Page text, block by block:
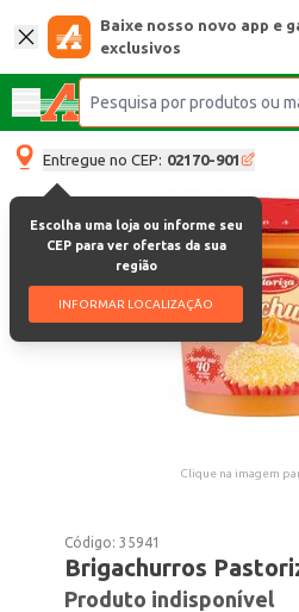
Baixe nosso novo app e
exclusivos
Entregue no CEP: 02170-901
Escolha uma loja ou informe seu
CEP para ver ofertas da sua
região
INFORMAR LOCALIZAÇÃO
Clique na imagem
Código:35941
Brigachurros
Produto indisponível